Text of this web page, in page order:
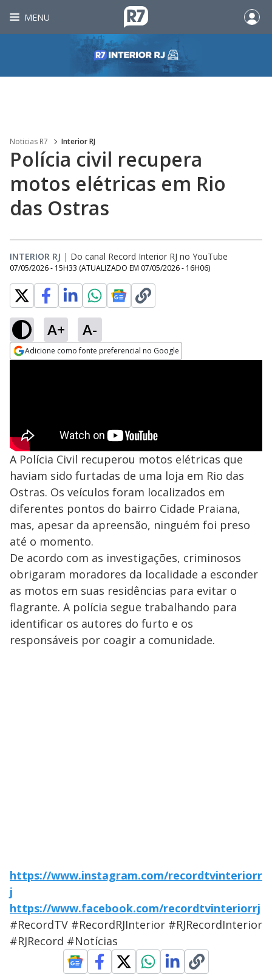
MENU
Noticias R7 Interior RJ
Polícia civil recupera
motos elétricas em Rio
das Ostras
INTERIOR RJ | Do canal Record Interior RJ no YouTube
07/05/2026 - 15H33 (ATUALIZADO EM 07/05/2026 - 16H06)
A+ A-
Adicione como fonte preferencial no Google
A Polícia Civil recuperou motos elétricas que
haviam sido furtadas de uma loja em Rio das
Ostras. Os veículos foram localizados em
diferentes pontos do bairro Cidade Praiana,
mas, apesar da apreensão, ninguém foi preso
até o momento.
De acordo com as investigações, criminosos
obrigaram moradores da localidade a esconder
as motos em suas residências para evitar o
flagrante. A polícia segue trabalhando para
identificar os autores do furto e os
responsáveis por coagir a comunidade.
https://www.instagram.com/recordtvinteriorr
j
https://www.facebook.com/recordtvinteriorrj
#RecordTV #RecordRJInterior #RJRecordInterior
#RJRecord #Notícias